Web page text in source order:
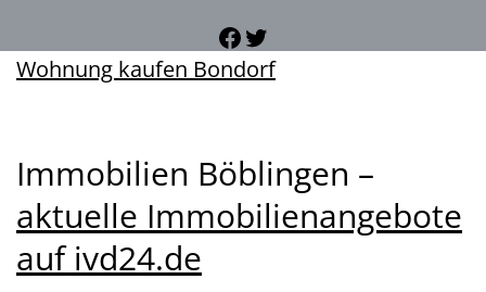
Facebook
Twitter
Wohnung kaufen Bondorf
Immobilien Böblingen –
aktuelle Immobilienangebote
auf ivd24.de